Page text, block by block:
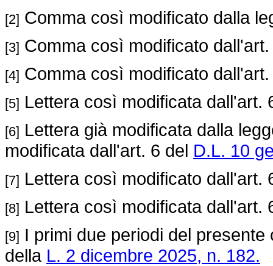
[2] Comma così modificato dalla
[3] Comma così modificato
[4] Comma così modificato
[5] Lettera così modificata dall'art.
[6] Lettera già modificata dalla
modificata dall'art. 6 del D.L. 10
[7] Lettera così modificato dall'art.
[8] Lettera così modificata dall'art.
[9] I primi due periodi del
della L. 2 dicembre 2025, n. 182.